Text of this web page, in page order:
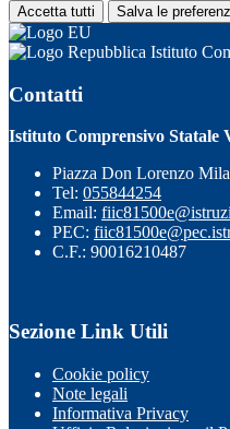
Accetta tutti Salva le
Istituto
Contatti
Istituto Comprensivo Statale
Piazza Don Lorenzo
Tel: 055844254
Email:
PEC:
C.F.: 90016210487
Sezione Link Utili
Cookie policy
Note legali
Informativa Privacy